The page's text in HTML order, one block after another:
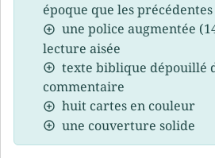
époque que les précédentes
une police augmentée
lecture aisée
texte biblique dépouillé
commentaire
huit cartes en couleur
une couverture solide